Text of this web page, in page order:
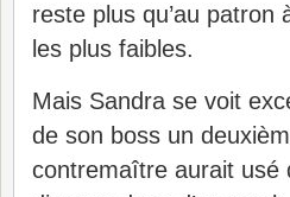
reste plus qu’au
les plus faibles.
Mais Sandra se voit
de son boss un
contremaître aurait usé